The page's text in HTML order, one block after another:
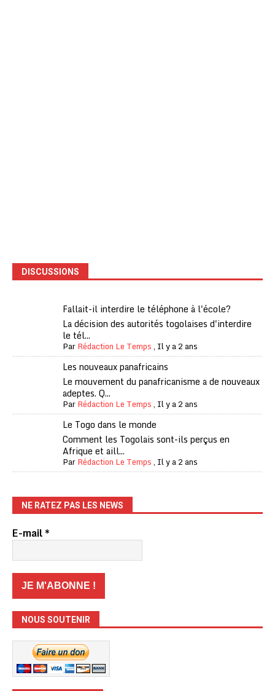
DISCUSSIONS
Fallait-il interdire le téléphone à l'école?
La décision des autorités togolaises d'interdire
le tél...
ParRédaction Le Temps, Il y a 2 ans
Les nouveaux panafricains
Le mouvement du panafricanisme a de nouveaux
adeptes. Q...
ParRédaction Le Temps, Il y a 2 ans
Le Togo dans le monde
Comment les Togolais sont-ils perçus en
Afrique et aill...
ParRédaction Le Temps, Il y a 2 ans
NE RATEZ PAS LES NEWS
E-mail*
NOUS SOUTENIR